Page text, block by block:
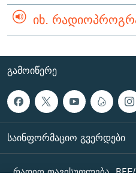
ᲘᲮ.
ᲒᲐᲛᲝᲘᲬᲔᲠᲔ
ᲡᲐᲘᲜᲤᲝᲠᲛᲐᲪᲘᲝ ᲒᲕᲔᲠᲓᲔᲑᲘ
რადიო თავისუფლება,